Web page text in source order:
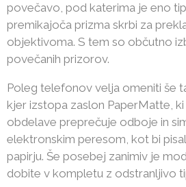
povečavo, pod katerima je eno
premikajoča prizma skrbi za
objektivoma. S tem so občutno
povečanih prizorov.
Poleg telefonov velja omeniti še
kjer izstopa zaslon PaperMatte,
obdelave preprečuje odboje in
elektronskim peresom, kot bi
papirju. Še posebej zanimiv je
dobite v kompletu z odstranljivo